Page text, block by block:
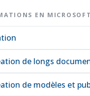
EN
de longs
de modèles et